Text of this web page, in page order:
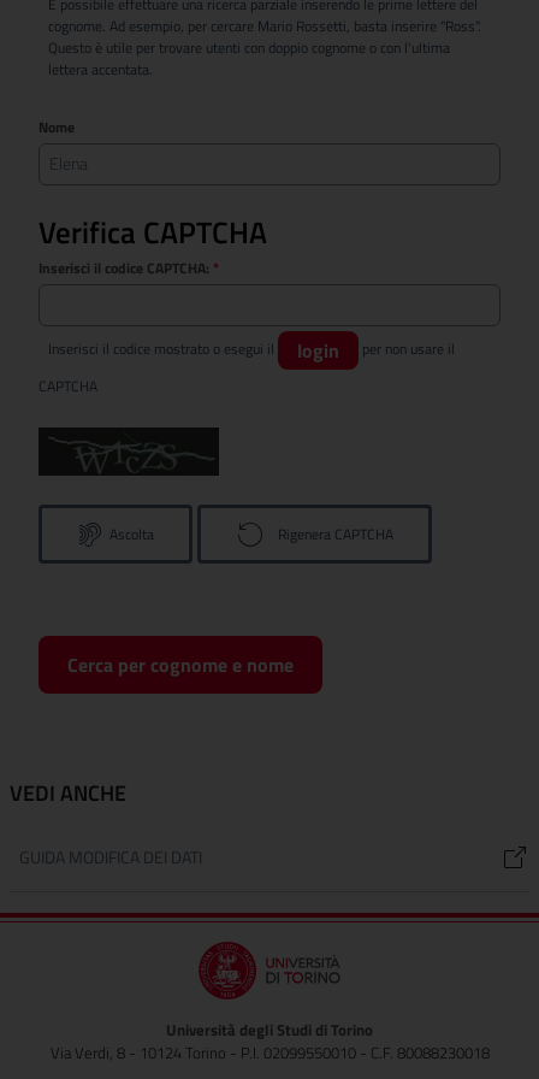
È possibile effettuare una ricerca parziale inserendo le prime lettere del
cognome. Ad esempio, per cercare Mario Rossetti, basta inserire "Ross".
Questo è utile per trovare utenti con doppio cognome o con l'ultima
lettera accentata.
Nome
Verifica CAPTCHA
Inserisci il codice CAPTCHA: *
Inserisci il codice mostrato o esegui il login
per non usare il
CAPTCHA
Ascolta Rigenera CAPTCHA
Cerca per cognome e nome
VEDI ANCHE
GUIDA MODIFICA DEI DATI
Università degli Studi di Torino
Via Verdi, 8 - 10124 Torino - P.I. 02099550010 - C.F. 80088230018